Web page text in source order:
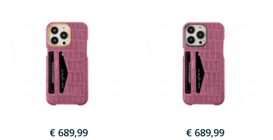
€ 689,99
€ 689,99